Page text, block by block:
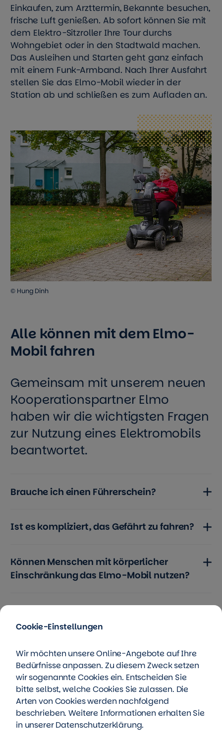
Einkaufen, zum Arzttermin, Bekannte besuchen,
frische Luft genießen. Ab sofort können Sie mit
dem Elektro-Sitzroller Ihre Tour durchs
Wohngebiet oder in den Stadtwald machen.
Das Ausleihen und Starten geht ganz einfach
mit einem Funk-Armband. Nach Ihrer Ausfahrt
stellen Sie das Elmo-Mobil wieder in der
Station ab und schließen es zum Aufladen an.
© Hung Dinh
Alle können mit dem Elmo-
Mobil fahren
Gemeinsam mit unserem neuen
Kooperationspartner Elmo
haben wir die wichtigsten Fragen
zur Nutzung eines Elektromobils
beantwortet.
Brauche ich einen Führerschein?
Ist es kompliziert, das Gefährt zu fahren?
Können Menschen mit körperlicher
Einschränkung das Elmo-Mobil nutzen?
einweisen lassen?
So nutzen sie ein ELMO-Mobil
Wie kann ich Elmo nutzen?
Cookie-Einstellungen
Wir möchten unsere Online-Angebote auf Ihre
Bedürfnisse anpassen. Zu diesem Zweck setzen
wir sogenannte Cookies ein. Entscheiden Sie
bitte selbst, welche Cookies Sie zulassen. Die
Arten von Cookies werden nachfolgend
beschrieben. Weitere Informationen erhalten Sie
in unsererDatenschutzerklärung.